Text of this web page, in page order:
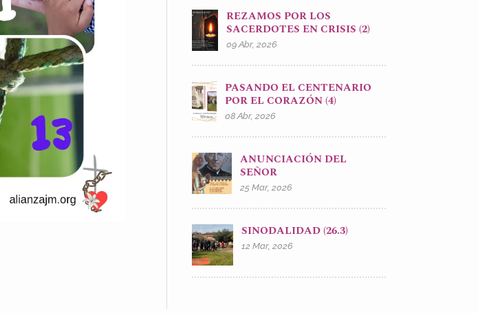
REZAMOS POR LOS
SACERDOTES EN CRISIS (2)
09 Abr, 2026
PASANDO EL CENTENARIO
POR EL CORAZÓN (4)
08 Abr, 2026
ANUNCIACIÓN DEL
SEÑOR
25 Mar, 2026
SINODALIDAD (26.3)
12 Mar, 2026